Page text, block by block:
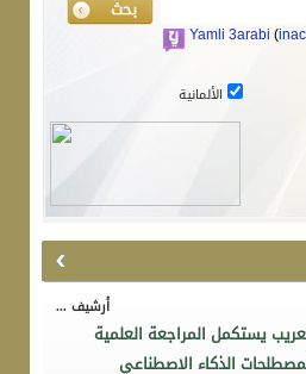
أرشيف ...
يستكمل المراجعة العلمية
الذكاء الاصطناعي
Yamli 3arabi (